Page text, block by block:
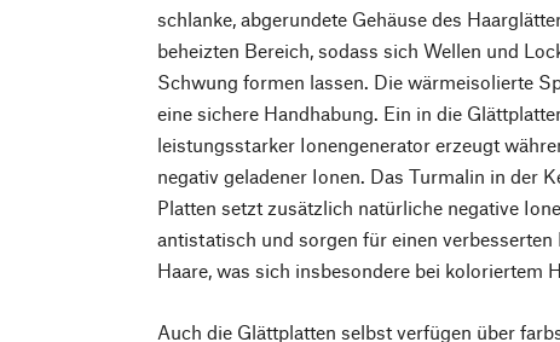
schlanke, abgerundete Gehäuse des
beheizten Bereich, sodass sich Wellen und
Schwung formen lassen. Die wärmeisolierte
eine sichere Handhabung. Ein in die
leistungsstarker Ionengenerator erzeugt
negativ geladener Ionen. Das Turmalin in der
Platten setzt zusätzlich natürliche negative
antistatisch und sorgen für einen
Haare, was sich insbesondere bei koloriertem
Auch die Glättplatten selbst verfügen über